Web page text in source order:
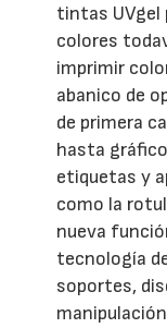
tintas UVgel
colores
imprimir
abanico de
de primera
hasta
etiquetas y
como la
nueva
tecnología
soportes,